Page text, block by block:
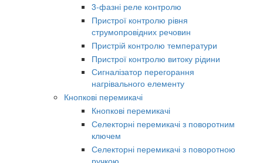
3-фазні реле контролю
Пристрої контролю рівня
струмопровідних речовин
Пристрій контролю температури
Пристрої контролю витоку рідини
Сигналізатор перегорання
нагрівального елементу
Кнопкові перемикачі
Кнопкові перемикачі
Селекторні перемикачі з поворотним
ключем
Селекторні перемикачі з поворотною
ручкою